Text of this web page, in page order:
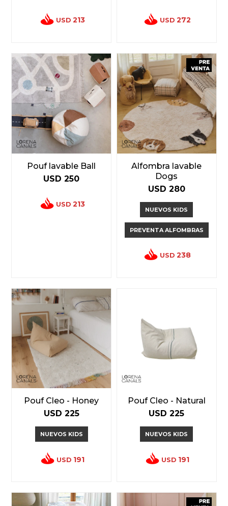
USD 213 USD 272
Pouf lavable Ball
USD 250
USD 213
Alfombra lavable
Dogs
USD 280
NUEVOS KIDS
PREVENTA ALFOMBRAS
USD 238
Pouf Cleo - Honey
USD 225
NUEVOS KIDS
USD 191
Pouf Cleo - Natural
USD 225
NUEVOS KIDS
USD 191